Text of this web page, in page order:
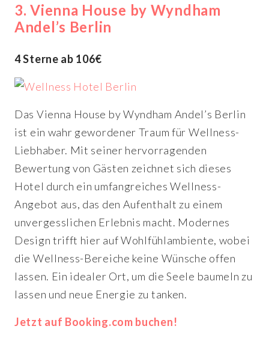
3.Vienna House by Wyndham
Andel’s Berlin
4 Sterne ab 106€
Das Vienna House by Wyndham Andel’s Berlin
ist ein wahr gewordener Traum für Wellness-
Liebhaber. Mit seiner hervorragenden
Bewertung von Gästen zeichnet sich dieses
Hotel durch ein umfangreiches Wellness-
Angebot aus, das den Aufenthalt zu einem
unvergesslichen Erlebnis macht. Modernes
Design trifft hier auf Wohlfühlambiente, wobei
die Wellness-Bereiche keine Wünsche offen
lassen. Ein idealer Ort, um die Seele baumeln zu
lassen und neue Energie zu tanken.
Jetzt auf Booking.com buchen!